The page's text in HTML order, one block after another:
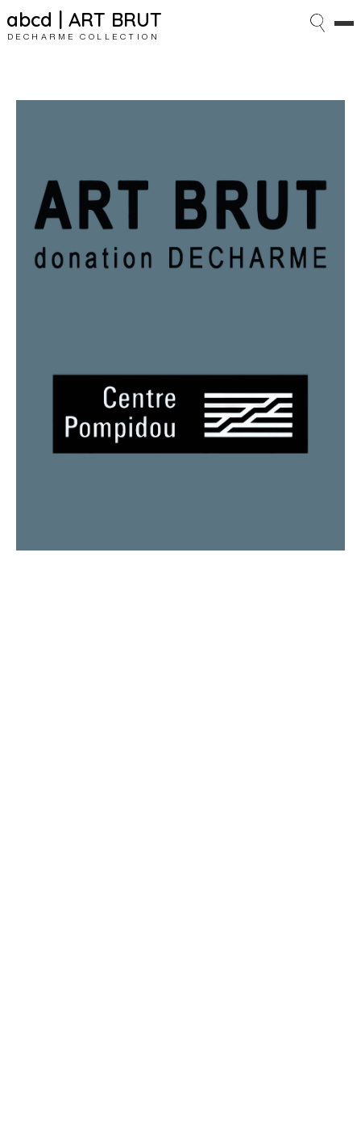
abcd | ART BRUT
DECHARME COLLECTION